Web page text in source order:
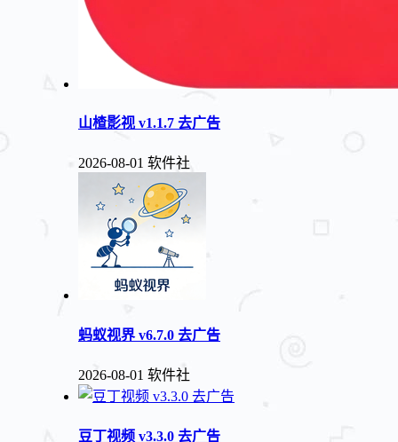
山楂影视 v1.1.7 去广告
2026-08-01 软件社
蚂蚁视界 v6.7.0 去广告
2026-08-01 软件社
豆丁视频 v3.3.0 去广告